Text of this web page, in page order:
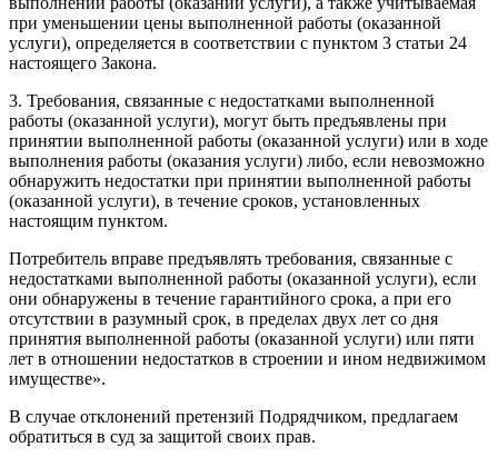
при уменьшении цены выполненной работы (оказанной
услуги), определяется в соответствии с пунктом 3 статьи 24
настоящего Закона.
3. Требования, связанные с недостатками выполненной
работы (оказанной услуги), могут быть предъявлены при
принятии выполненной работы (оказанной услуги) или в ходе
выполнения работы (оказания услуги) либо, если невозможно
обнаружить недостатки при принятии выполненной работы
(оказанной услуги), в течение сроков, установленных
настоящим пунктом.
Потребитель вправе предъявлять требования, связанные с
недостатками выполненной работы (оказанной услуги), если
они обнаружены в течение гарантийного срока, а при его
отсутствии в разумный срок, в пределах двух лет со дня
принятия выполненной работы (оказанной услуги) или пяти
лет в отношении недостатков в строении и ином недвижимом
имуществе».
В случае отклонений претензий Подрядчиком, предлагаем
обратиться в суд за защитой своих прав.